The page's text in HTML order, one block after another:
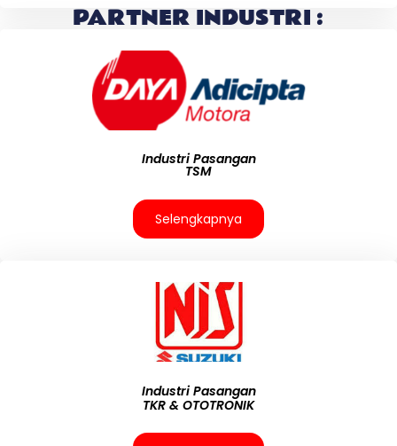
PARTNER INDUSTRI :
Industri Pasangan
TSM
Selengkapnya
Industri Pasangan
TKR & OTOTRONIK